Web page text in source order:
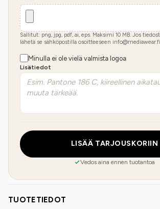
Sallitut: png, jpg, pdf, ai, eps. Maksimi 10 MB. Jos
lähetä se sähköpostilla osoitteeseen info@mediawear.fi
Minulla ei ole vielä valmista logoa
Lisätiedot
LISÄÄ TARJOUSKORIIN
Vedos aina ennen tuotantoa
TUOTETIEDOT